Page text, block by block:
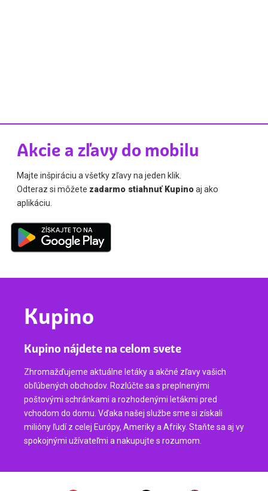
Akcie a zľavy do mobilu
Majte inšpiráciu a všetky zľavy na jeden klik.
Odteraz si môžete zadarmo stiahnuť Kupinoaj ako
aplikáciu.
Kupino
Kupino nájdete na celom svete
Zhromažďujeme aktuálne letáky a akčné zľavy vašich
obľúbených obchodov. Rozlúčte sa s preplnenými
poštovými schránkami a rozhodenými letákmi pred
vchodom do domu. Vďaka našej službe sme si získali
milióny ľudí z celej Európy, Ameriky a Afriky. Staňte sa aj vy
spokojnými užívateľmi a nakupujte s rozumom.